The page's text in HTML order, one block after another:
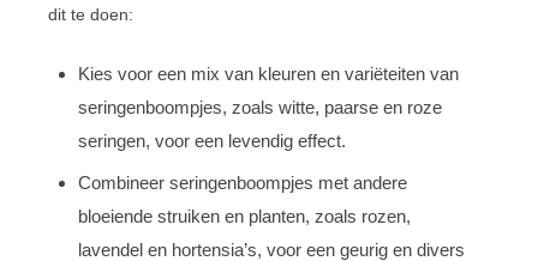
dit te doen:
Kies voor een mix van kleuren en variëteiten van
seringenboompjes, zoals witte, paarse en roze
seringen, voor een levendig effect.
Combineer seringenboompjes met andere
bloeiende struiken en planten, zoals rozen,
lavendel en hortensia’s, voor een geurig en divers